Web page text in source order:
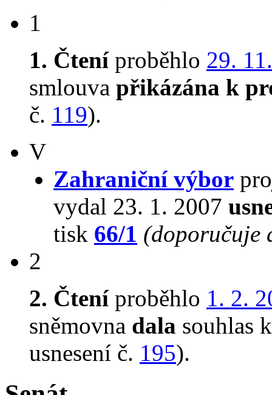
1
1. Čteníproběhlo 29.
smlouva přikázána k
č. 119).
V
Zahraniční výbor
vydal 23. 1. 2007
tisk 66/1 (doporučuje
2
2. Čteníproběhlo 1. 2.
sněmovna dala souhlas
usnesení č. 195).